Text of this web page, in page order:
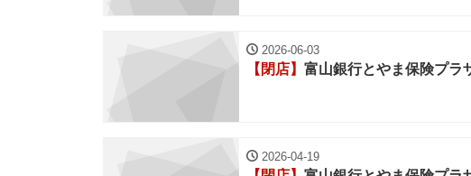
2026-06-03
【閉店】 富山銀行とやま保険プラ
2026-04-19